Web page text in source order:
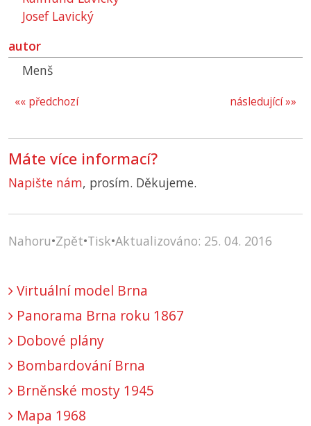
Josef Lavický
autor
Menš
následující »»
«« předchozí
Máte více informací?
Napište nám, prosím. Děkujeme.
Nahoru•Zpět•Tisk•Aktualizováno: 25. 04. 2016
Virtuální model Brna
Panorama Brna roku 1867
Dobové plány
Bombardování Brna
Brněnské mosty 1945
Mapa 1968